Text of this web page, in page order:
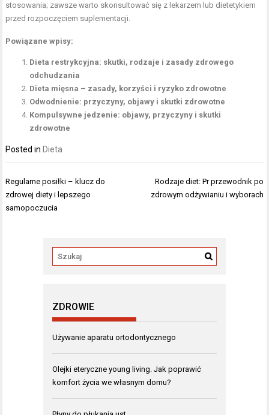
stosowania; zawsze warto skonsultować się z lekarzem lub dietetykiem
przed rozpoczęciem suplementacji.
Powiązane wpisy:
Dieta restrykcyjna: skutki, rodzaje i zasady zdrowego
odchudzania
Dieta mięsna – zasady, korzyści i ryzyko zdrowotne
Odwodnienie: przyczyny, objawy i skutki zdrowotne
Kompulsywne jedzenie: objawy, przyczyny i skutki
zdrowotne
Posted in Dieta
Nawigacja
wpisu
Regularne posiłki – klucz do
zdrowej diety i lepszego
samopoczucia
Rodzaje diet: Pr przewodnik po
zdrowym odżywianiu i wyborach
ZDROWIE
Używanie aparatu ortodontycznego
Olejki eteryczne young living. Jak poprawić
komfort życia we własnym domu?